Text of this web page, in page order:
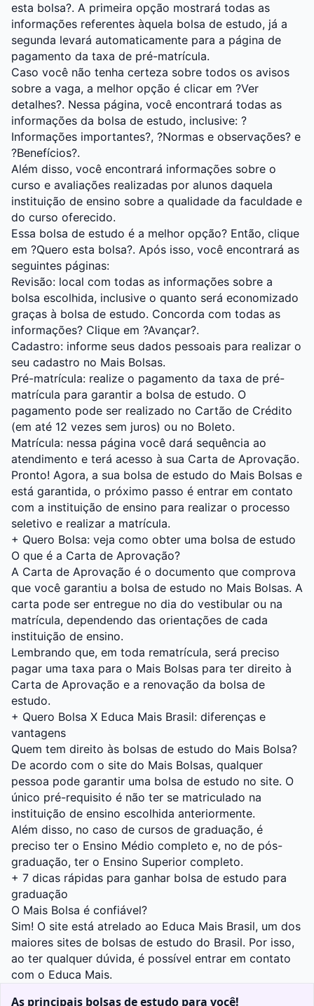
esta bolsa?. A primeira opção mostrará todas as
informações referentes àquela bolsa de estudo, já a
segunda levará automaticamente para a página de
pagamento da taxa de pré-matrícula.
Caso você não tenha certeza sobre todos os avisos
sobre a vaga, a melhor opção é clicar em ?Ver
detalhes?. Nessa página, você encontrará todas as
informações da bolsa de estudo, inclusive: ?
Informações importantes?, ?Normas e observações? e
?Benefícios?.
Além disso, você encontrará informações sobre o
curso e avaliações realizadas por alunos daquela
instituição de ensino sobre a qualidade da faculdade e
do curso oferecido.
Essa bolsa de estudo é a melhor opção? Então, clique
em ?Quero esta bolsa?. Após isso, você encontrará as
seguintes páginas:
Revisão: local com todas as informações sobre a
bolsa escolhida, inclusive o quanto será economizado
graças à bolsa de estudo. Concorda com todas as
informações? Clique em ?Avançar?.
Cadastro: informe seus dados pessoais para realizar o
seu cadastro no Mais Bolsas.
Pré-matrícula: realize o pagamento da taxa de pré-
matrícula para garantir a bolsa de estudo. O
pagamento pode ser realizado no Cartão de Crédito
(em até 12 vezes sem juros) ou no Boleto.
Matrícula: nessa página você dará sequência ao
atendimento e terá acesso à sua Carta de Aprovação.
Pronto! Agora, a sua bolsa de estudo do Mais Bolsas e
está garantida, o próximo passo é entrar em contato
com a instituição de ensino para realizar o processo
seletivo e realizar a matrícula.
+ Quero Bolsa: veja como obter uma bolsa de estudo
O que é a Carta de Aprovação?
A Carta de Aprovação é o documento que comprova
que você garantiu a bolsa de estudo no Mais Bolsas. A
carta pode ser entregue no dia do vestibular ou na
matrícula, dependendo das orientações de cada
instituição de ensino.
Lembrando que, em toda rematrícula, será preciso
pagar uma taxa para o Mais Bolsas para ter direito à
Carta de Aprovação e a renovação da bolsa de
estudo.
+ Quero Bolsa X Educa Mais Brasil: diferenças e
vantagens
Quem tem direito às bolsas de estudo do Mais Bolsa?
De acordo com o site do Mais Bolsas, qualquer
pessoa pode garantir uma bolsa de estudo no site. O
único pré-requisito é não ter se matriculado na
instituição de ensino escolhida anteriormente.
Além disso, no caso de cursos de graduação, é
preciso ter o Ensino Médio completo e, no de pós-
graduação, ter o Ensino Superior completo.
+ 7 dicas rápidas para ganhar bolsa de estudo para
graduação
O Mais Bolsa é confiável?
Sim! O site está atrelado ao Educa Mais Brasil, um dos
maiores sites de bolsas de estudo do Brasil. Por isso,
ao ter qualquer dúvida, é possível entrar em contato
com o Educa Mais.
As principais bolsas de estudo para você!